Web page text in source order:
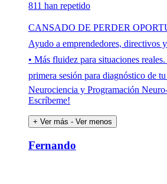
811 han repetido
CANSADO DE PERDER
Ayudo a emprendedores, directivos
• Más fluidez para situaciones
primera sesión para diagnóstico de
Neurociencia y Programación
Escríbeme!
+ Ver más - Ver menos
Fernando